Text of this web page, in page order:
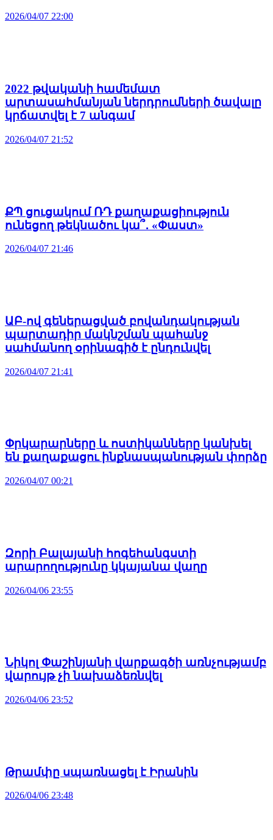
2026/04/07 22:00
2022 թվականի համեմատ
արտասահմանյան ներդրումների ծավալը
կրճատվել է 7 անգամ
2026/04/07 21:52
ՔՊ ցուցակում ՌԴ քաղաքացիություն
ունեցող թեկնածու կա՞․ «Փաստ»
2026/04/07 21:46
ԱԲ-ով գեներացված բովանդակության
պարտադիր մակնշման պահանջ
սահմանող օրինագիծ է ընդունվել
2026/04/07 21:41
Փրկարարները և ոստիկանները կանխել
են քաղաքացու ինքնասպանության փորձը
2026/04/07 00:21
Զորի Բալայանի հոգեհանգստի
արարողությունը կկայանա վաղը
2026/04/06 23:55
Նիկոլ Փաշինյանի վարքագծի առնչությամբ
վարույթ չի նախաձեռնվել
2026/04/06 23:52
Թրամփը սպառնացել է Իրանին
2026/04/06 23:48